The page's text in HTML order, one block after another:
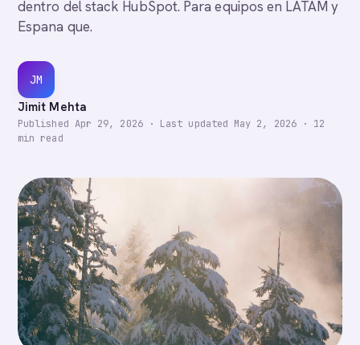
dentro del stack HubSpot. Para equipos en LATAM y
Espana que.
JM
Jimit Mehta
Published Apr 29, 2026· Last updated May 2, 2026· 12
min read